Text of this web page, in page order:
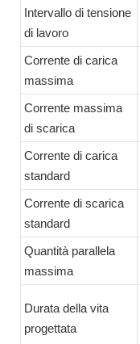
Intervallo di tensione
di lavoro
Corrente di carica
massima
Corrente massima
di scarica
Corrente di carica
standard
Corrente di scarica
standard
Quantità parallela
massima
Durata della vita
progettata